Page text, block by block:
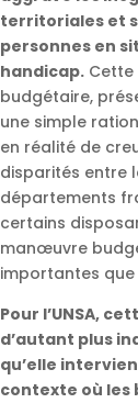
territoriales et
personnes en
handicap.
budgétaire,
une simple
en réalité de
disparités entre
départements
certains
manœuvre
importantes que
Pour l’UNSA,
d’autant plus
qu’elle
contexte où les